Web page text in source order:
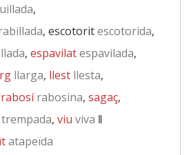
,
, escotoritescotorida,
, espavilatespavilada,
llarga, llest llesta,
rabosírabosina, sagaç,
trempada, viu viva ‖
atapeïda